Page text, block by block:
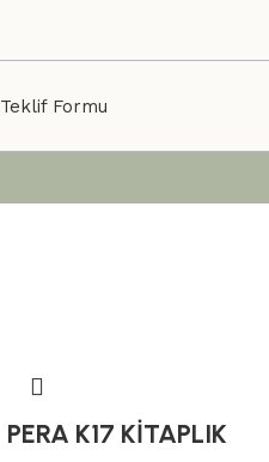
Teklif Formu
PERA K17 KİTAPLIK